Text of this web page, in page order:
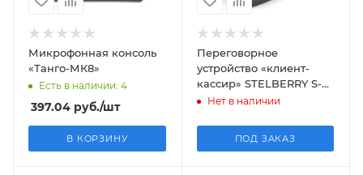
Микрофонная консоль
«Танго-МК8»
Есть в наличии: 4
397.04 руб./шт
В КОРЗИНУ
Переговорное
устройство «клиент-
кассир» STELBERRY S-
400Нет в наличии
ПОД ЗАКАЗ